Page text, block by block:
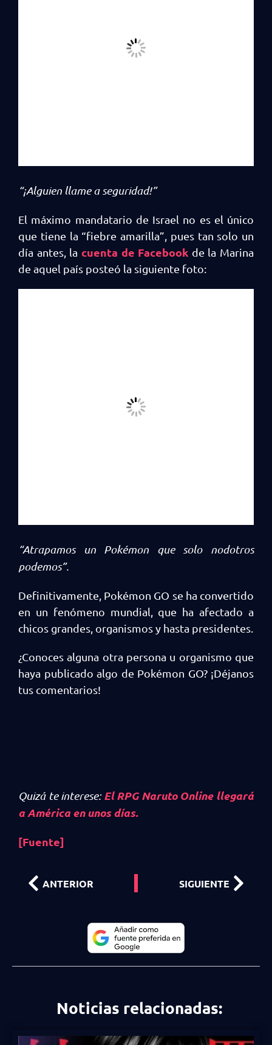
“¡Alguien llame a seguridad!”
El máximo mandatario de Israel no es el único
que tiene la “fiebre amarilla”, pues tan solo un
día antes, la cuenta de Facebook de la Marina
de aquel país posteó la siguiente foto:
“Atrapamos un Pokémon que solo nodotros
podemos”.
Definitivamente, Pokémon GO se ha convertido
en un fenómeno mundial, que ha afectado a
chicos grandes, organismos y hasta presidentes.
¿Conoces alguna otra persona u organismo que
haya publicado algo de Pokémon GO? ¡Déjanos
tus comentarios!
Quizá te interese:El RPG Naruto Online llegará
a América en unos días.
[Fuente]
ANTERIOR SIGUIENTE
Noticias relacionadas: